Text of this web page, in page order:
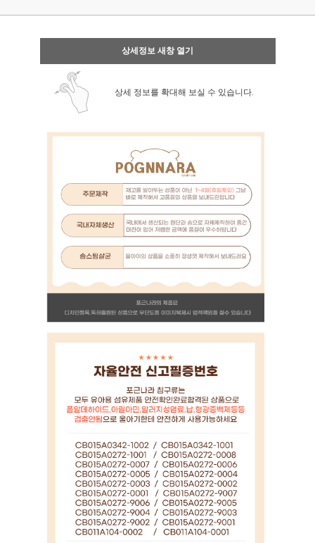
상세정보 새창 열기
상세 정보를 확대해 보실 수 있습니다.